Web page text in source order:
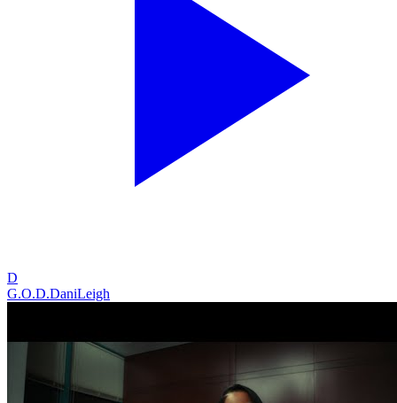
D
G.O.D.DaniLeigh